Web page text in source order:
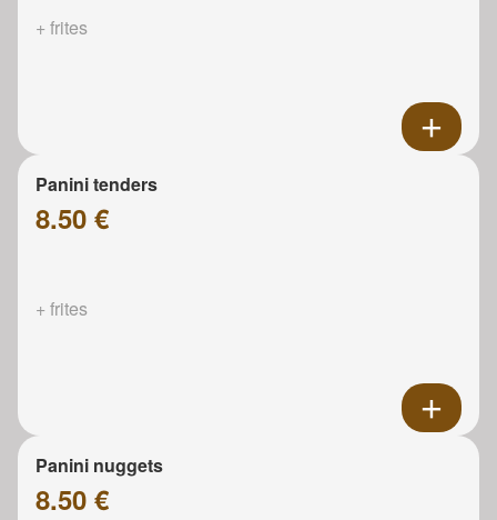
+ frites
Panini tenders
8.50 €
+ frites
Panini nuggets
8.50 €